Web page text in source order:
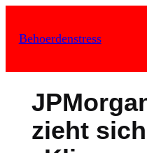
Inhalt
Behoerdenstress
zieht